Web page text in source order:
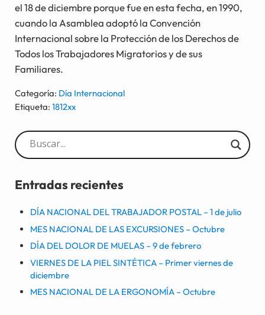
el 18 de diciembre porque fue en esta fecha, en 1990,
cuando la Asamblea adoptó la Convención
Internacional sobre la Protección de los Derechos de
Todos los Trabajadores Migratorios y de sus
Familiares.
Categoría: Día Internacional
Etiqueta: 1812xx
Sidebar
Entradas recientes
DÍA NACIONAL DEL TRABAJADOR POSTAL – 1 de julio
MES NACIONAL DE LAS EXCURSIONES – Octubre
DÍA DEL DOLOR DE MUELAS – 9 de febrero
VIERNES DE LA PIEL SINTÉTICA – Primer viernes de
diciembre
MES NACIONAL DE LA ERGONOMÍA – Octubre